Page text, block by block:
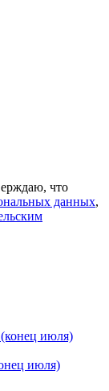
что
данных,
июля)